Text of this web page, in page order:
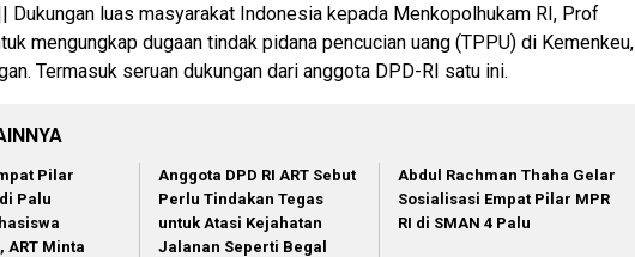
Dukungan luas masyarakat Indonesia kepada Menkopolhukam RI, Prof
mengungkap dugaan tindak pidana pencucian uang (TPPU) di Kemenkeu,
Termasuk seruan dukungan dari anggota DPD-RI satu ini.
Pilar
Palu
ART Minta
Anggota DPD RI ART Sebut
Perlu Tindakan Tegas
untuk Atasi Kejahatan
Jalanan Seperti Begal
Abdul Rachman Thaha Gelar
Sosialisasi Empat Pilar MPR
RI di SMAN 4 Palu